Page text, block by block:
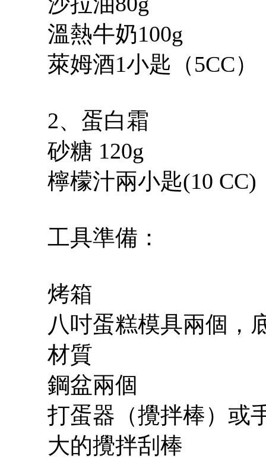
溫熱牛奶100g
萊姆酒1小匙（5CC）
2、蛋白霜
砂糖 120g
檸檬汁兩小匙(10 CC)
工具準備：
烤箱
八吋蛋糕模具兩個，
材質
鋼盆兩個
打蛋器（攪拌棒）或
大的攪拌刮棒